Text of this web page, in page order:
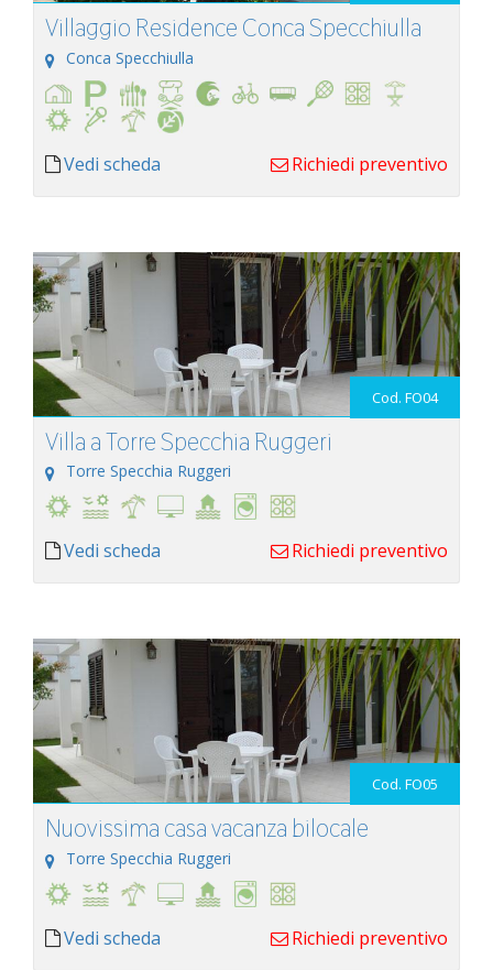
Villaggio Residence Conca Specchiulla
Conca Specchiulla
Vedi scheda Richiedi preventivo
Cod. FO04
Villa a Torre Specchia Ruggeri
Torre Specchia Ruggeri
Vedi scheda Richiedi preventivo
Cod. FO05
Nuovissima casa vacanza bilocale
Torre Specchia Ruggeri
Vedi scheda Richiedi preventivo